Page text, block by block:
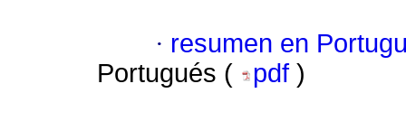
· resumen en
Portugués (
pdf )